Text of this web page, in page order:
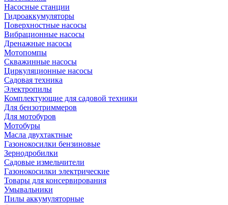
Насосные станции
Гидроаккумуляторы
Поверхностные насосы
Вибрационные насосы
Дренажные насосы
Мотопомпы
Скважинные насосы
Циркуляционные насосы
Садовая техника
Электропилы
Комплектующие для садовой техники
Для бензотриммеров
Для мотобуров
Мотобуры
Масла двухтактные
Газонокосилки бензиновые
Зернодробилки
Садовые измельчители
Газонокосилки электрические
Товары для консервирования
Умывальники
Пилы аккумуляторные